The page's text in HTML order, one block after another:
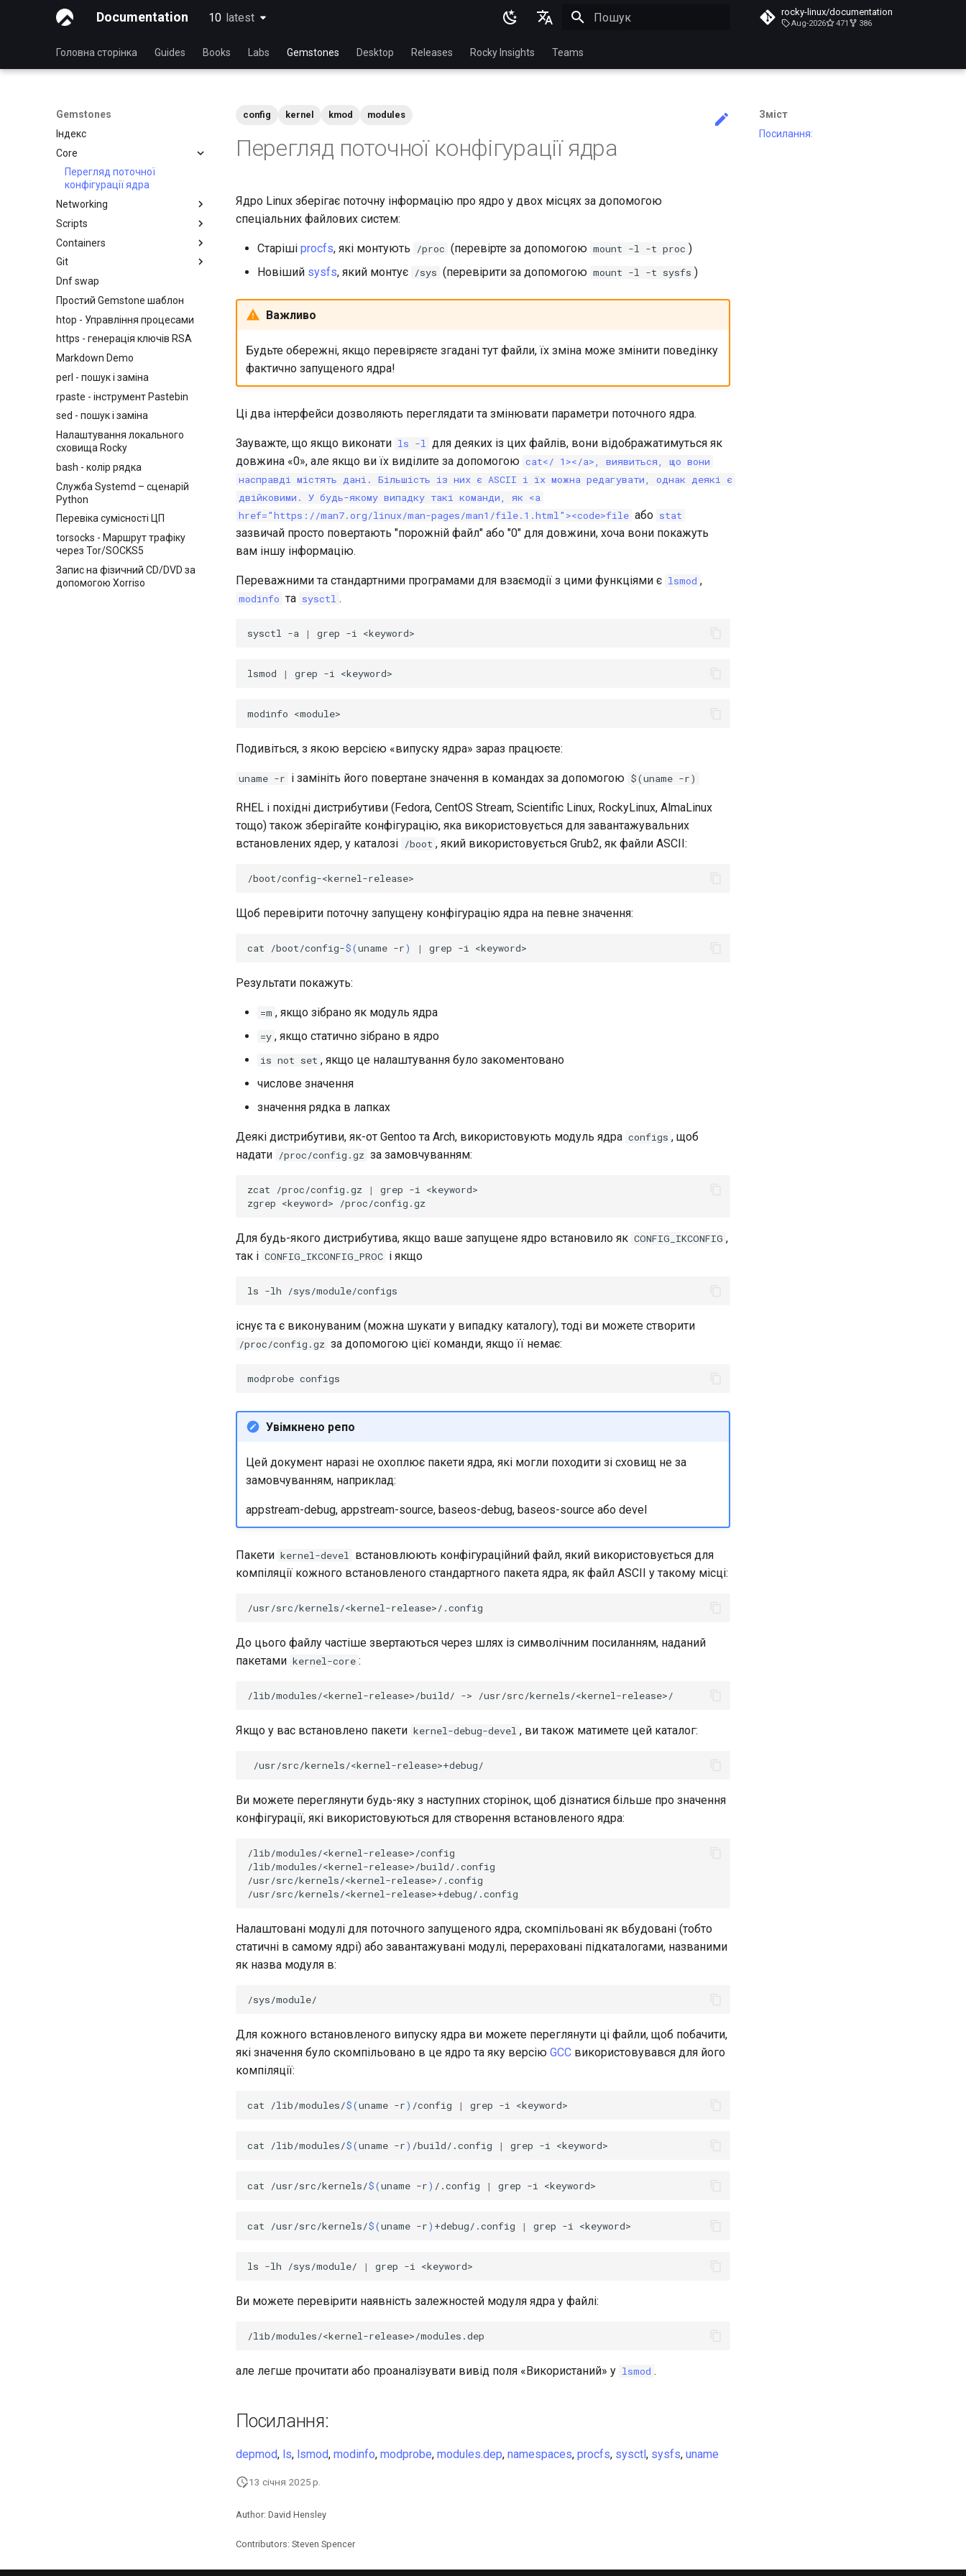
Documentation 10 latest
latest
English
Español
日本語
简体中文
rocky-linux/documentation
Aug-2026 471 386
Головна сторінка Guides Books Labs Gemstones Desktop Releases Rocky Insights Teams
Gemstones
Індекс
Core
Перегляд поточної
конфігурації ядра
Networking
iftop – оперативна
статистика пропускної
спроможності кожного
з’єднання
mtr - Діагностика мережі
NetworkManager
nload - Статистика пропускної
здатності
nmcli - встановлення
автоматичного підключення
nmtui - інструмент керування
мережею
Scripts
NoSleep.sh - простий сценарій
налаштування
bash - Script Stub (заглушка
сценарію)
Containers
Docker - Інсталяція
Podman
Git
Встановлення та
налаштування GitHub CLI на
Rocky Linux
Перший внесок у
документацію Rocky Linux
через CLI
Редагування або зміна назви
існуючого запиту через CLI
Редагування або зміна назви
наявного запиту на
github.com
Робочий процес
розгалуження функції в Git
Fork and Branch Git workflow
Використання git pull і git
fetch
Додавання віддаленого
репозиторію за допомогою
git CLI
Відстеження та не
Dnf swap
Простий Gemstone шаблон
htop - Управління процесами
https - генерація ключів RSA
Markdown Demo
perl - пошук і заміна
rpaste - інструмент Pastebin
sed - пошук і заміна
Налаштування локального
сховища Rocky
bash - колір рядка
Служба Systemd – сценарій
Python
Перевіка сумісності ЦП
torsocks - Маршрут трафіку
через Tor/SOCKS5
Запис на фізичний CD/DVD за
допомогою Xorriso
Зміст
Посилання:
config kernel kmod modules
Перегляд поточної конфігурації ядра
Ядро Linux зберігає поточну інформацію про ядро ​​у двох місцях за допомогою
спеціальних файлових систем:
Старіші procfs, які монтують /proc (перевірте за допомогою mount -l -t proc )
Новіший sysfs, який монтує /sys (перевірити за допомогою mount -l -t sysfs )
Важливо
Будьте обережні, якщо перевіряєте згадані тут файли, їх зміна може змінити поведінку
фактично запущеного ядра!
Ці два інтерфейси дозволяють переглядати та змінювати параметри поточного ядра.
Зауважте, що якщо виконати ls -l для деяких із цих файлів, вони відображатимуться як
довжина «0», але якщо ви їх виділите за допомогою cat</ 1></a>, виявиться, що вони
насправді містять дані. Більшість із них є ASCII і їх можна редагувати, однак деякі є
двійковими. У будь-якому випадку такі команди, як <a
href="https://man7.org/linux/man-pages/man1/file.1.html"><code>file або stat
зазвичай просто повертають "порожній файл" або "0" для довжини, хоча вони покажуть
вам іншу інформацію.
Переважними та стандартними програмами для взаємодії з цими функціями є lsmod ,
modinfo та sysctl .
sysctl -a | grep -i
lsmod | grep -i
modinfo
Подивіться, з якою версією «випуску ядра» зараз працюєте:
uname -r і замініть його повертане значення в командах за допомогою $(uname -r)
RHEL і похідні дистрибутиви (Fedora, CentOS Stream, Scientific Linux, RockyLinux, AlmaLinux
тощо) також зберігайте конфігурацію, яка використовується для завантажувальних
встановлених ядер, у каталозі /boot , який використовується Grub2, як файли ASCII:
Щоб перевірити поточну запущену конфігурацію ядра на певне значення:
cat /boot/config-$(uname -r) | grep -i
Результати покажуть:
=m , якщо зібрано як модуль ядра
=y , якщо статично зібрано в ядро
is not set , якщо це налаштування було закоментовано
числове значення
значення рядка в лапках
Деякі дистрибутиви, як-от Gentoo та Arch, використовують модуль ядра configs , щоб
надати /proc/config.gz за замовчуванням:
zcat /proc/config.gz | grep -i
<keyword>
zgrep <keyword>
Для будь-якого дистрибутива, якщо ваше запущене ядро встановило як CONFIG_IKCONFIG ,
так і CONFIG_IKCONFIG_PROC і якщо
ls -lh
існує та є виконуваним (можна шукати у випадку каталогу), тоді ви можете створити
/proc/config.gz за допомогою цієї команди, якщо її немає:
modprobe
Увімкнено репо
Цей документ наразі не охоплює пакети ядра, які могли походити зі сховищ не за
замовчуванням, наприклад:
appstream-debug, appstream-source, baseos-debug, baseos-source або devel
Пакети kernel-devel встановлюють конфігураційний файл, який використовується для
компіляції кожного встановленого стандартного пакета ядра, як файл ASCII у такому місці:
До цього файлу частіше звертаються через шлях із символічним посиланням, наданий
пакетами kernel-core :
/lib/modules/<kernel-release>/build/ ->
Якщо у вас встановлено пакети kernel-debug-devel , ви також матимете цей каталог:
Ви можете переглянути будь-яку з наступних сторінок, щоб дізнатися більше про значення
конфігурації, які використовуються для створення встановленого ядра:
/lib/modules/<kernel-release>/config
/lib/modules/<kernel-release>/build/.config
/usr/src/kernels/<kernel-release>/.config
Налаштовані модулі для поточного запущеного ядра, скомпільовані як вбудовані (тобто
статичні в самому ядрі) або завантажувані модулі, перераховані підкаталогами, названими
як назва модуля в:
Для кожного встановленого випуску ядра ви можете переглянути ці файли, щоб побачити,
які значення було скомпільовано в це ядро та яку версію GCC використовувався для його
компіляції:
cat /lib/modules/$(uname -r) /config | grep -i
cat /lib/modules/$(uname -r) /build/.config | grep -i
cat /usr/src/kernels/$(uname -r) /.config | grep -i
cat /usr/src/kernels/$(uname -r) +debug/.config | grep -i
ls -lh /sys/module/ | grep -i
Ви можете перевірити наявність залежностей модуля ядра у файлі:
але легше прочитати або проаналізувати вивід поля «Використаний» у lsmod .
Посилання:
depmod, ls, lsmod, modinfo, modprobe, modules.dep, namespaces, procfs, sysctl, sysfs, uname
13 січня 2025 р.
Author: David Hensley
Contributors: Steven Spencer